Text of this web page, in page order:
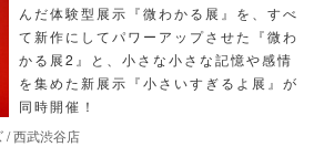
んだ体験型展示『微わかる展』を、すべ
て新作にしてパワーアップさせた『微わ
かる展2』と、小さな小さな記憶や感情
を集めた新展示『小さいすぎるよ展』が
同時開催！
/西武渋谷店